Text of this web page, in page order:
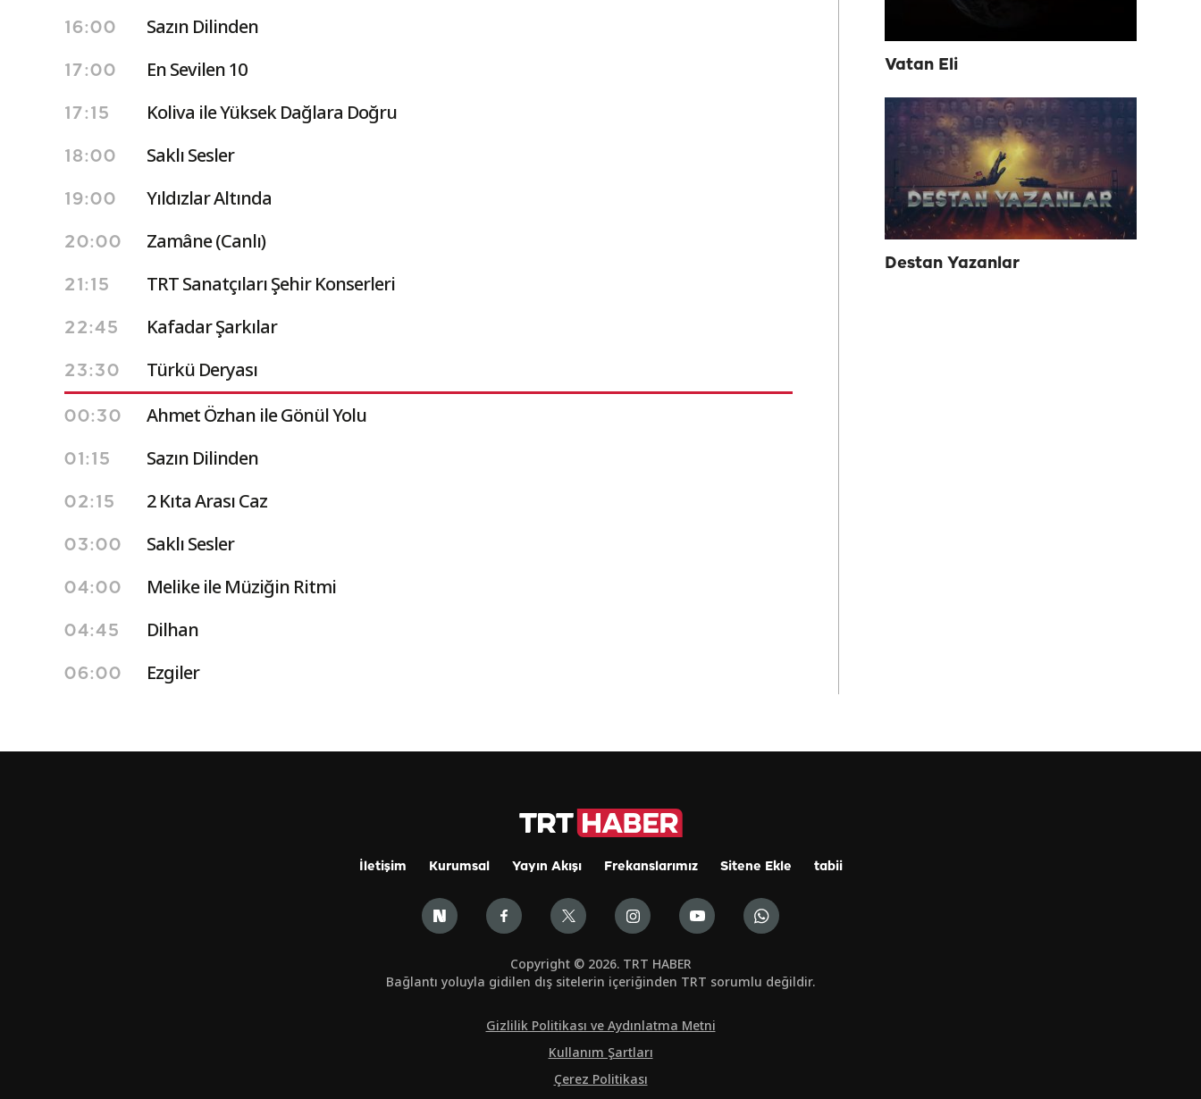
16:00 Sazın Dilinden
17:00 En Sevilen 10
17:15 Koliva ile Yüksek Dağlara Doğru
18:00 Saklı Sesler
19:00 Yıldızlar Altında
20:00 Zamâne (Canlı)
21:15 TRT Sanatçıları Şehir Konserleri
22:45 Kafadar Şarkılar
23:30 Türkü Deryası
00:30 Ahmet Özhan ile Gönül Yolu
01:15 Sazın Dilinden
02:15 2 Kıta Arası Caz
03:00 Saklı Sesler
04:00 Melike ile Müziğin Ritmi
04:45 Dilhan
06:00 Ezgiler
Vatan Eli
Destan Yazanlar
İletişim Kurumsal Yayın Akışı Frekanslarımız Sitene Ekle tabii
Copyright © 2026. TRT HABER
Bağlantı yoluyla gidilen dış sitelerin içeriğinden TRT sorumlu değildir.
Gizlilik Politikası ve Aydınlatma Metni
Kullanım Şartları
Çerez Politikası